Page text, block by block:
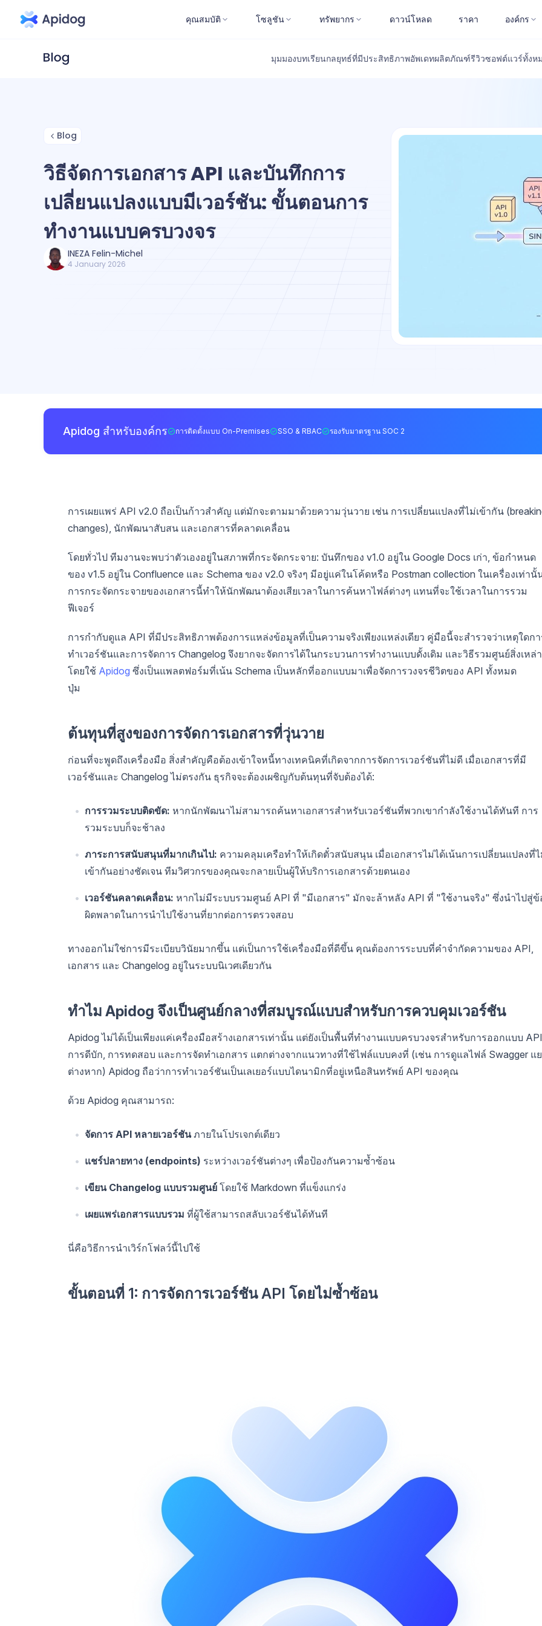
คุณสมบัติ โซลูชัน ทรัพยากร ดาวน์โหลด ราคา องค์กร
มุมมองบทเรียนกลยุทธ์ที่มีประสิทธิภาพอัพเดทผลิตภัณฑ์รีวิวซอฟต์แวร์ทั้งห
Blog
วิธีจัดการเอกสาร API และบันทึกการ
เปลี่ยนแปลงแบบมีเวอร์ชัน: ขั้นตอนการ
ทำงานแบบครบวงจร
INEZA Felin-Michel
4 January 2026
Apidog สำหรับองค์กร การติดตั้งแบบ On-Premises SSO & RBAC รองรับมาตรฐาน SOC 2
การเผยแพร่ API v2.0 ถือเป็นก้าวสำคัญ แต่มักจะตามมาด้วยความวุ่นวาย เช่น การเปลี่ยนแปลงที่ไม่เข้ากัน
changes), นักพัฒนาสับสน และเอกสารที่คลาดเคลื่อน
โดยทั่วไป ทีมงานจะพบว่าตัวเองอยู่ในสภาพที่กระจัดกระจาย: บันทึกของ v1.0 อยู่ใน Google Docs เก่า, ข้อกำหนด
ของ v1.5 อยู่ใน Confluence และ Schema ของ v2.0 จริงๆ มีอยู่แค่ในโค้ดหรือ Postman collection ในเครื่องเท่านั้
การกระจัดกระจายของเอกสารนี้ทำให้นักพัฒนาต้องเสียเวลาในการค้นหาไฟล์ต่างๆ แทนที่จะใช้เวลาในการรวม
ฟีเจอร์
การกำกับดูแล API ที่มีประสิทธิภาพต้องการแหล่งข้อมูลที่เป็นความจริงเพียงแหล่งเดียว คู่มือนี้จะสำรวจว่าเหตุใดกา
ทำเวอร์ชันและการจัดการ Changelog จึงยากจะจัดการได้ในกระบวนการทำงานแบบดั้งเดิม และวิธีรวมศูนย์สิ่งเหล่
โดยใช้ Apidog ซึ่งเป็นแพลตฟอร์มที่เน้น Schema เป็นหลักที่ออกแบบมาเพื่อจัดการวงจรชีวิตของ API ทั้งหมด
ปุ่ม
ต้นทุนที่สูงของการจัดการเอกสารที่วุ่นวาย
ก่อนที่จะพูดถึงเครื่องมือ สิ่งสำคัญคือต้องเข้าใจหนี้ทางเทคนิคที่เกิดจากการจัดการเวอร์ชันที่ไม่ดี เมื่อเอกสารที่มี
เวอร์ชันและ Changelog ไม่ตรงกัน ธุรกิจจะต้องเผชิญกับต้นทุนที่จับต้องได้:
การรวมระบบติดขัด: หากนักพัฒนาไม่สามารถค้นหาเอกสารสำหรับเวอร์ชันที่พวกเขากำลังใช้งานได้ทันที การ
รวมระบบก็จะช้าลง
ภาระการสนับสนุนที่มากเกินไป: ความคลุมเครือทำให้เกิดตั๋วสนับสนุน เมื่อเอกสารไม่ได้เน้นการเปลี่ยนแปลงที่
เข้ากันอย่างชัดเจน ทีมวิศวกรของคุณจะกลายเป็นผู้ให้บริการเอกสารด้วยตนเอง
เวอร์ชันคลาดเคลื่อน: หากไม่มีระบบรวมศูนย์ API ที่ "มีเอกสาร" มักจะล้าหลัง API ที่ "ใช้งานจริง" ซึ่งนำไปสู่ข้
ผิดพลาดในการนำไปใช้งานที่ยากต่อการตรวจสอบ
ทางออกไม่ใช่การมีระเบียบวินัยมากขึ้น แต่เป็นการใช้เครื่องมือที่ดีขึ้น คุณต้องการระบบที่คำจำกัดความของ API,
เอกสาร และ Changelog อยู่ในระบบนิเวศเดียวกัน
ทำไม Apidog จึงเป็นศูนย์กลางที่สมบูรณ์แบบสำหรับการควบคุมเวอร์ชัน
Apidog ไม่ได้เป็นเพียงแค่เครื่องมือสร้างเอกสารเท่านั้น แต่ยังเป็นพื้นที่ทำงานแบบครบวงจรสำหรับการออกแบบ
การดีบัก, การทดสอบ และการจัดทำเอกสาร แตกต่างจากแนวทางที่ใช้ไฟล์แบบคงที่ (เช่น การดูแลไฟล์ Swagger แ
ต่างหาก) Apidog ถือว่าการทำเวอร์ชันเป็นเลเยอร์แบบไดนามิกที่อยู่เหนือสินทรัพย์ API ของคุณ
ด้วย Apidog คุณสามารถ:
จัดการ API หลายเวอร์ชันภายในโปรเจกต์เดียว
แชร์ปลายทาง (endpoints) ระหว่างเวอร์ชันต่างๆ เพื่อป้องกันความซ้ำซ้อน
เขียน Changelog แบบรวมศูนย์ โดยใช้ Markdown ที่แข็งแกร่ง
เผยแพร่เอกสารแบบรวม ที่ผู้ใช้สามารถสลับเวอร์ชันได้ทันที
นี่คือวิธีการนำเวิร์กโฟลว์นี้ไปใช้
ขั้นตอนที่ 1: การจัดการเวอร์ชัน API โดยไม่ซ้ำซ้อน